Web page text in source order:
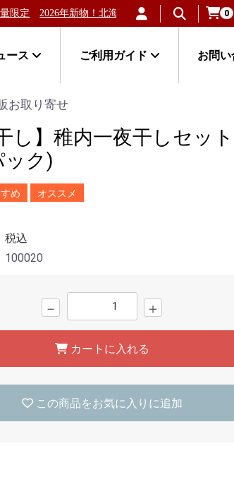
道稚内産「失敗しない毛ガニ」が大人気！ 北海0
ース ご利用ガイド お問
お取り寄せ
し】稚内一夜干しセッ
ック)
め オススメ
税込
100020
－ ＋
カートに入れる
この商品をお気に入りに追加